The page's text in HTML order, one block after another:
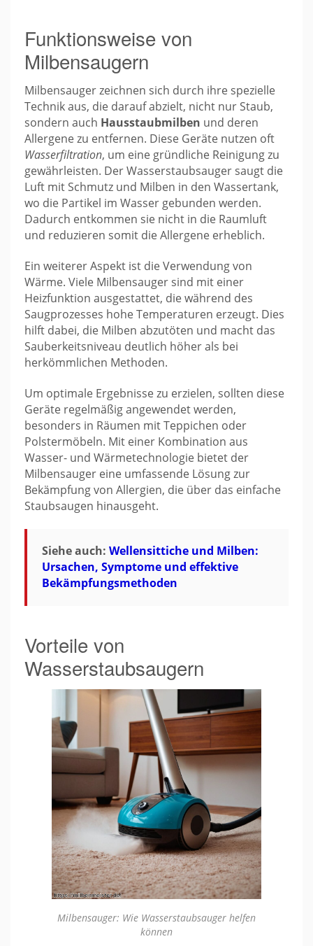
Funktionsweise von
Milbensaugern
Milbensauger zeichnen sich durch ihre spezielle
Technik aus, die darauf abzielt, nicht nur Staub,
sondern auch Hausstaubmilben und deren
Allergene zu entfernen. Diese Geräte nutzen oft
Wasserfiltration, um eine gründliche Reinigung zu
gewährleisten. Der Wasserstaubsauger saugt die
Luft mit Schmutz und Milben in den Wassertank,
wo die Partikel im Wasser gebunden werden.
Dadurch entkommen sie nicht in die Raumluft
und reduzieren somit die Allergene erheblich.
Ein weiterer Aspekt ist die Verwendung von
Wärme. Viele Milbensauger sind mit einer
Heizfunktion ausgestattet, die während des
Saugprozesses hohe Temperaturen erzeugt. Dies
hilft dabei, die Milben abzutöten und macht das
Sauberkeitsniveau deutlich höher als bei
herkömmlichen Methoden.
Um optimale Ergebnisse zu erzielen, sollten diese
Geräte regelmäßig angewendet werden,
besonders in Räumen mit Teppichen oder
Polstermöbeln. Mit einer Kombination aus
Wasser- und Wärmetechnologie bietet der
Milbensauger eine umfassende Lösung zur
Bekämpfung von Allergien, die über das einfache
Staubsaugen hinausgeht.
Siehe auch: Wellensittiche und Milben:
Ursachen, Symptome und effektive
Bekämpfungsmethoden
Vorteile von
Wasserstaubsaugern
Milbensauger: Wie Wasserstaubsauger helfen
können